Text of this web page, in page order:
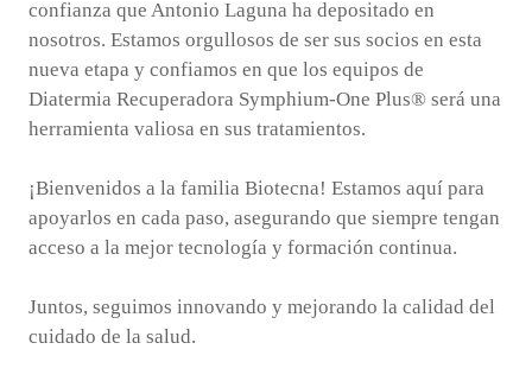
confianza que Antonio Laguna ha depositado en
nosotros. Estamos orgullosos de ser sus socios en esta
nueva etapa y confiamos en que los equipos de
Diatermia Recuperadora Symphium-One Plus® será una
herramienta valiosa en sus tratamientos.
¡Bienvenidos a la familia Biotecna! Estamos aquí para
apoyarlos en cada paso, asegurando que siempre tengan
acceso a la mejor tecnología y formación continua.
Juntos, seguimos innovando y mejorando la calidad del
cuidado de la salud.